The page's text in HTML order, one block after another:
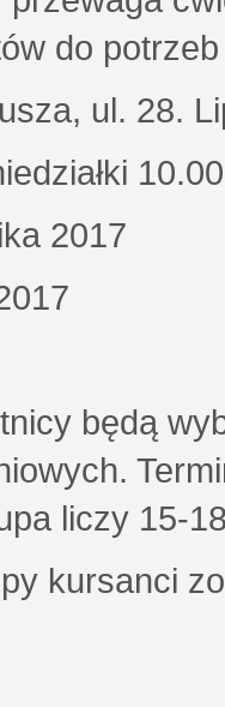
do
ul. 28.
2017
będą
liczy 15-
kursanci